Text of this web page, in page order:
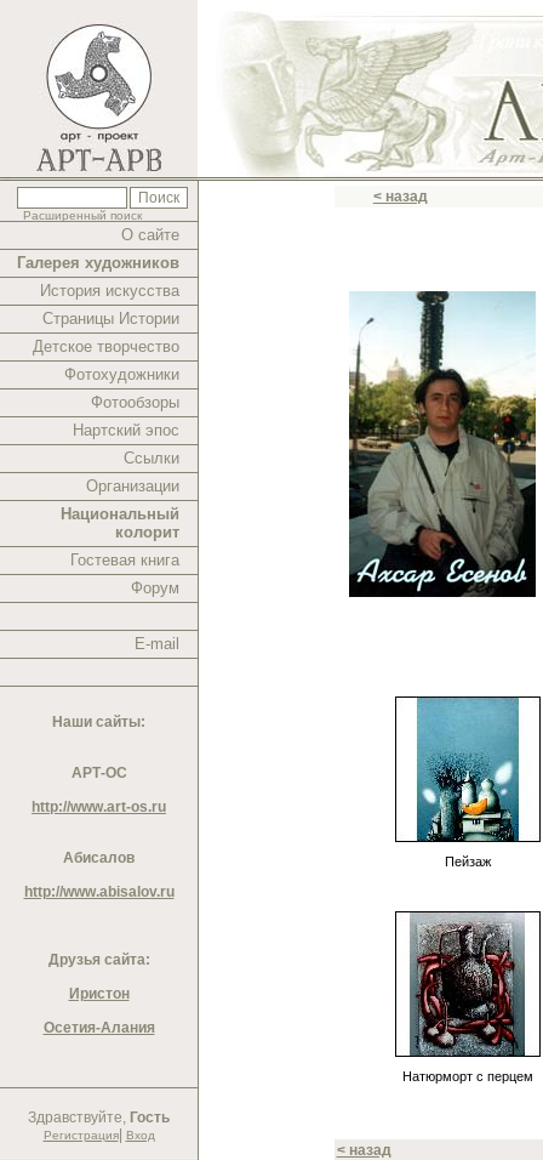
Расширенный поиск
О сайте
Галерея художников
История искусства
Страницы Истории
Детское творчество
Фотохудожники
Фотообзоры
Нартский эпос
Ссылки
Организации
Национальный
колорит
Гостевая книга
Форум
E-mail
Наши сайты:
АРТ-ОС
http://www.art-os.ru
Абисалов
http://www.abisalov.ru
Друзья сайта:
Иристон
Осетия-Алания
Здравствуйте, Гость
Регистрация| Вход
< назад
Пейзаж
Натюрморт с перцем
< назад